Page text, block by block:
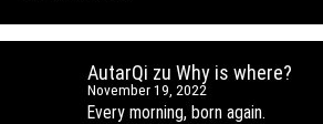
AutarQi zu Why is where?
November 19, 2022
Every morning, born again.